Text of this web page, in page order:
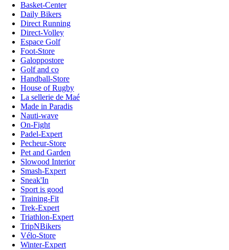
Basket-Center
Daily Bikers
Direct Running
Direct-Volley
Espace Golf
Foot-Store
Galoppostore
Golf and co
Handball-Store
House of Rugby
La sellerie de Maé
Made in Paradis
Nauti-wave
On-Fight
Padel-Expert
Pecheur-Store
Pet and Garden
Slowood Interior
Smash-Expert
Sneak'In
Sport is good
Training-Fit
Trek-Expert
Triathlon-Expert
TripNBikers
Vélo-Store
Winter-Expert